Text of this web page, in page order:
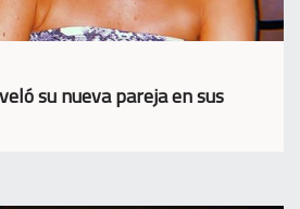
su nueva pareja en sus